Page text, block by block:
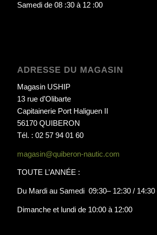
Samedi de 08 :30 à 12 :00
ADRESSE DU MAGASIN
Magasin USHIP
13 rue d’Olibarte
Capitainerie Port Haliguen II
56170 QUIBERON
Tél. : 02 57 94 01 60
magasin@quiberon-nautic.com
TOUTE L’ANNÉE :
Du Mardi au Samedi 09:30– 12:30 / 14:30
Dimanche et lundi de 10:00 à 12:00